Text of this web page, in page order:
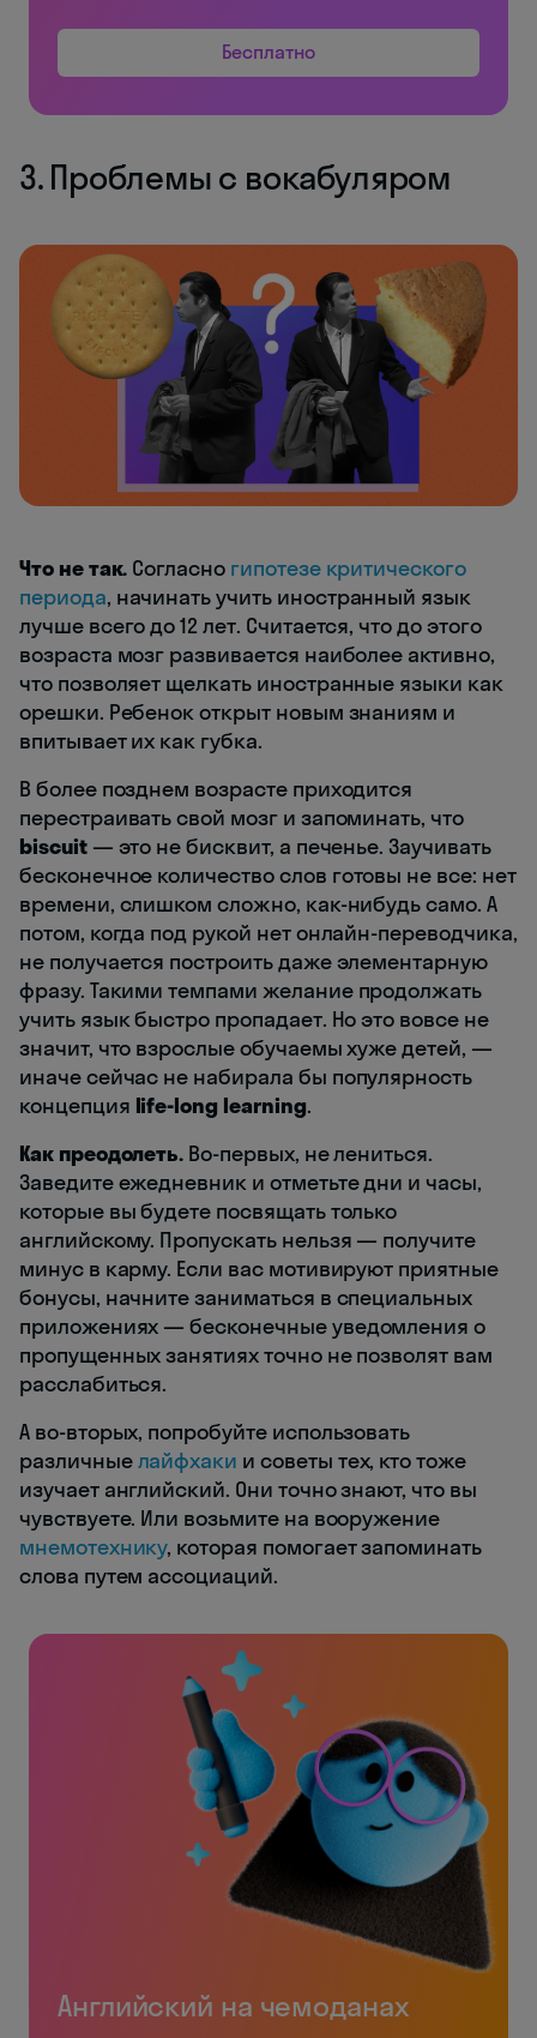
Бесплатно
3. Проблемы с вокабуляром
Что не так. Согласно гипотезе критического
периода, начинать учить иностранный язык
лучше всего до 12 лет. Считается, что до этого
возраста мозг развивается наиболее активно,
что позволяет щелкать иностранные языки как
орешки. Ребенок открыт новым знаниям и
впитывает их как губка.
В более позднем возрасте приходится
перестраивать свой мозг и запоминать, что
biscuit— это не бисквит, а печенье. Заучивать
бесконечное количество слов готовы не все: нет
времени, слишком сложно, как-нибудь само. А
потом, когда под рукой нет онлайн-переводчика,
не получается построить даже элементарную
фразу. Такими темпами желание продолжать
учить язык быстро пропадает. Но это вовсе не
значит, что взрослые обучаемы хуже детей, —
иначе сейчас не набирала бы популярность
концепция life-long learning.
Как преодолеть. Во-первых, не лениться.
Заведите ежедневник и отметьте дни и часы,
которые вы будете посвящать только
английскому. Пропускать нельзя — получите
минус в карму. Если вас мотивируют приятные
бонусы, начните заниматься в специальных
приложениях — бесконечные уведомления о
пропущенных занятиях точно не позволят вам
расслабиться.
А во-вторых, попробуйте использовать
различныелайфхаки и советы тех, кто тоже
изучает английский. Они точно знают, что вы
чувствуете. Или возьмите на вооружение
мнемотехнику, которая помогает запоминать
слова путем ассоциаций.
Английский на чемоданах